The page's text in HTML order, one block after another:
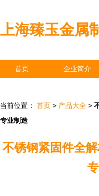
上海臻玉金属
首页 企业简介
当前位置： 首页 > 产品大全 >
专业制造
不锈钢紧固件全